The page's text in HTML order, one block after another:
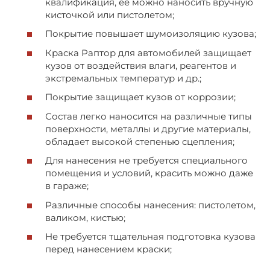
кисточкой или пистолетом;
Покрытие повышает шумоизоляцию кузова;
Краска Раптор для автомобилей защищает
кузов от воздействия влаги, реагентов и
экстремальных температур и др.;
Покрытие защищает кузов от коррозии;
Состав легко наносится на различные типы
поверхности, металлы и другие материалы,
обладает высокой степенью сцепления;
Для нанесения не требуется специального
помещения и условий, красить можно даже
в гараже;
Различные способы нанесения: пистолетом,
валиком, кистью;
Не требуется тщательная подготовка кузова
перед нанесением краски;